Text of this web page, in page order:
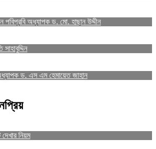
পবিপ্রবি অধ্যাপক ড. মো. হাছান উদ্দীন
ড. এস এম হেমায়েত জাহান
দেখার নিয়ম